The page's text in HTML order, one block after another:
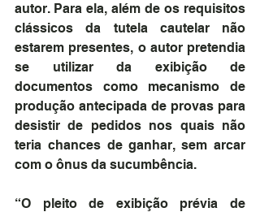
autor. Para ela, além de os requisitos
clássicos da tutela cautelar não
estarem presentes, o autor pretendia
se utilizar da exibição de
documentos como mecanismo de
produção antecipada de provas para
desistir de pedidos nos quais não
teria chances de ganhar, sem arcar
com o ônus da sucumbência.
“O pleito de exibição prévia de